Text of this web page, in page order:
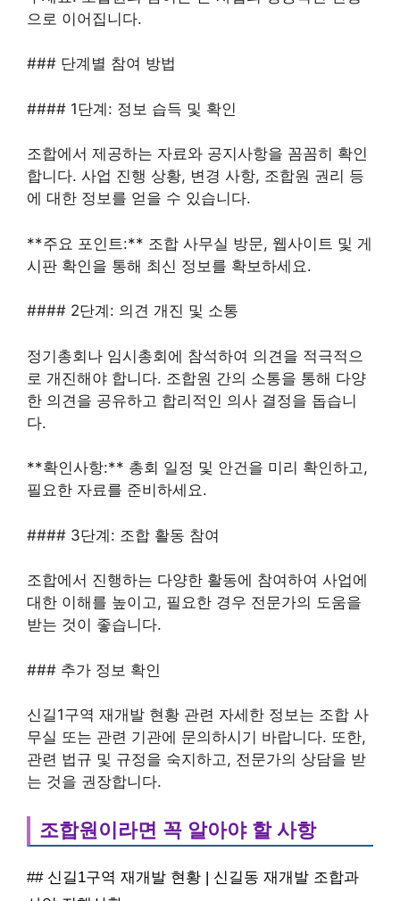
으로 이어집니다.
### 단계별 참여 방법
#### 1단계: 정보 습득 및 확인
조합에서 제공하는 자료와 공지사항을 꼼꼼히 확인
합니다. 사업 진행 상황, 변경 사항, 조합원 권리 등
에 대한 정보를 얻을 수 있습니다.
**주요 포인트:** 조합 사무실 방문, 웹사이트 및 게
시판 확인을 통해 최신 정보를 확보하세요.
#### 2단계: 의견 개진 및 소통
정기총회나 임시총회에 참석하여 의견을 적극적으
로 개진해야 합니다. 조합원 간의 소통을 통해 다양
한 의견을 공유하고 합리적인 의사 결정을 돕습니
다.
**확인사항:** 총회 일정 및 안건을 미리 확인하고,
필요한 자료를 준비하세요.
#### 3단계: 조합 활동 참여
조합에서 진행하는 다양한 활동에 참여하여 사업에
대한 이해를 높이고, 필요한 경우 전문가의 도움을
받는 것이 좋습니다.
### 추가 정보 확인
신길1구역 재개발 현황 관련 자세한 정보는 조합 사
무실 또는 관련 기관에 문의하시기 바랍니다. 또한,
관련 법규 및 규정을 숙지하고, 전문가의 상담을 받
는 것을 권장합니다.
조합원이라면 꼭 알아야 할 사항
## 신길1구역 재개발 현황 | 신길동 재개발 조합과